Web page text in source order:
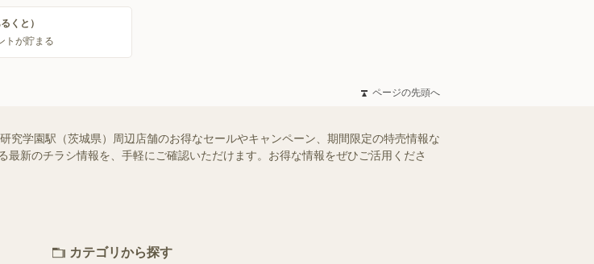
くと）
トが貯まる
ページの先頭へ
究学園駅（茨城県）周辺店舗のお得なセールやキャンペーン、期間限定の特売情報な
新のチラシ情報を、手軽にご確認いただけます。お得な情報をぜひご活用くださ
カテゴリから探す